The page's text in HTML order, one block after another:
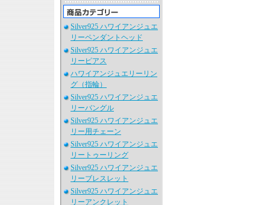
Silver925 ハワイアンジュエ
リーペンダントヘッド
Silver925 ハワイアンジュエ
リーピアス
ハワイアンジュエリーリン
グ（指輪）
Silver925 ハワイアンジュエ
リーバングル
Silver925 ハワイアンジュエ
リー用チェーン
Silver925 ハワイアンジュエ
リートゥーリング
Silver925 ハワイアンジュエ
リーブレスレット
Silver925 ハワイアンジュエ
リーアンクレット